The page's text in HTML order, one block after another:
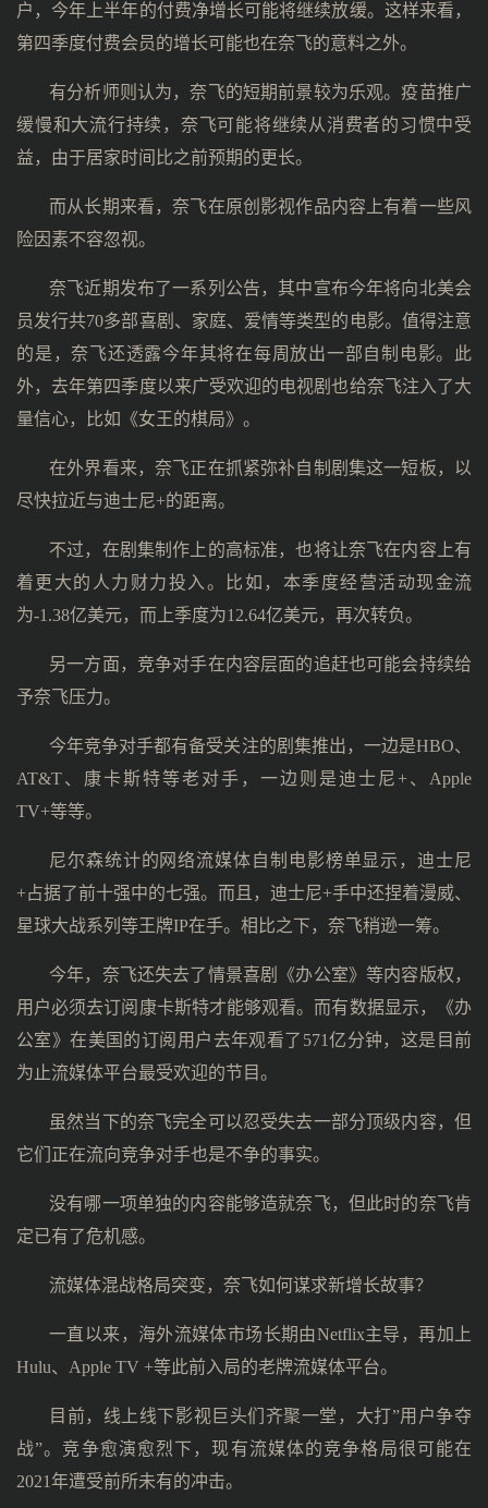
户，今年上半年的付费净增长可能将继续放缓。这样来看，
第四季度付费会员的增长可能也在奈飞的意料之外。
有分析师则认为，奈飞的短期前景较为乐观。疫苗推广
缓慢和大流行持续，奈飞可能将继续从消费者的习惯中受
益，由于居家时间比之前预期的更长。
而从长期来看，奈飞在原创影视作品内容上有着一些风
险因素不容忽视。
奈飞近期发布了一系列公告，其中宣布今年将向北美会
员发行共70多部喜剧、家庭、爱情等类型的电影。值得注意
的是，奈飞还透露今年其将在每周放出一部自制电影。此
外，去年第四季度以来广受欢迎的电视剧也给奈飞注入了大
量信心，比如《女王的棋局》。
在外界看来，奈飞正在抓紧弥补自制剧集这一短板，以
尽快拉近与迪士尼+的距离。
不过，在剧集制作上的高标准，也将让奈飞在内容上有
着更大的人力财力投入。比如，本季度经营活动现金流
为-1.38亿美元，而上季度为12.64亿美元，再次转负。
另一方面，竞争对手在内容层面的追赶也可能会持续给
予奈飞压力。
今年竞争对手都有备受关注的剧集推出，一边是HBO、
AT&T、康卡斯特等老对手，一边则是迪士尼+、Apple
TV+等等。
尼尔森统计的网络流媒体自制电影榜单显示，迪士尼
+占据了前十强中的七强。而且，迪士尼+手中还捏着漫威、
星球大战系列等王牌IP在手。相比之下，奈飞稍逊一筹。
今年，奈飞还失去了情景喜剧《办公室》等内容版权，
用户必须去订阅康卡斯特才能够观看。而有数据显示，《办
公室》在美国的订阅用户去年观看了571亿分钟，这是目前
为止流媒体平台最受欢迎的节目。
虽然当下的奈飞完全可以忍受失去一部分顶级内容，但
它们正在流向竞争对手也是不争的事实。
没有哪一项单独的内容能够造就奈飞，但此时的奈飞肯
定已有了危机感。
流媒体混战格局突变，奈飞如何谋求新增长故事？
一直以来，海外流媒体市场长期由Netflix主导，再加上
Hulu、Apple TV +等此前入局的老牌流媒体平台。
目前，线上线下影视巨头们齐聚一堂，大打”用户争夺
战”。竞争愈演愈烈下，现有流媒体的竞争格局很可能在
2021年遭受前所未有的冲击。